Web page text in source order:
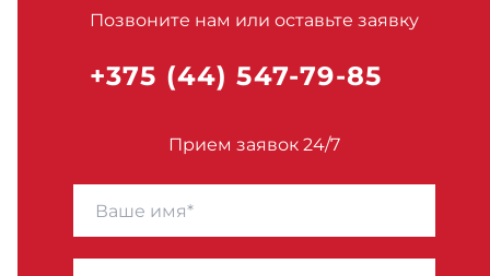
Позвоните нам или оставьте заявку
+375 (44) 547-79-85
Прием заявок 24/7